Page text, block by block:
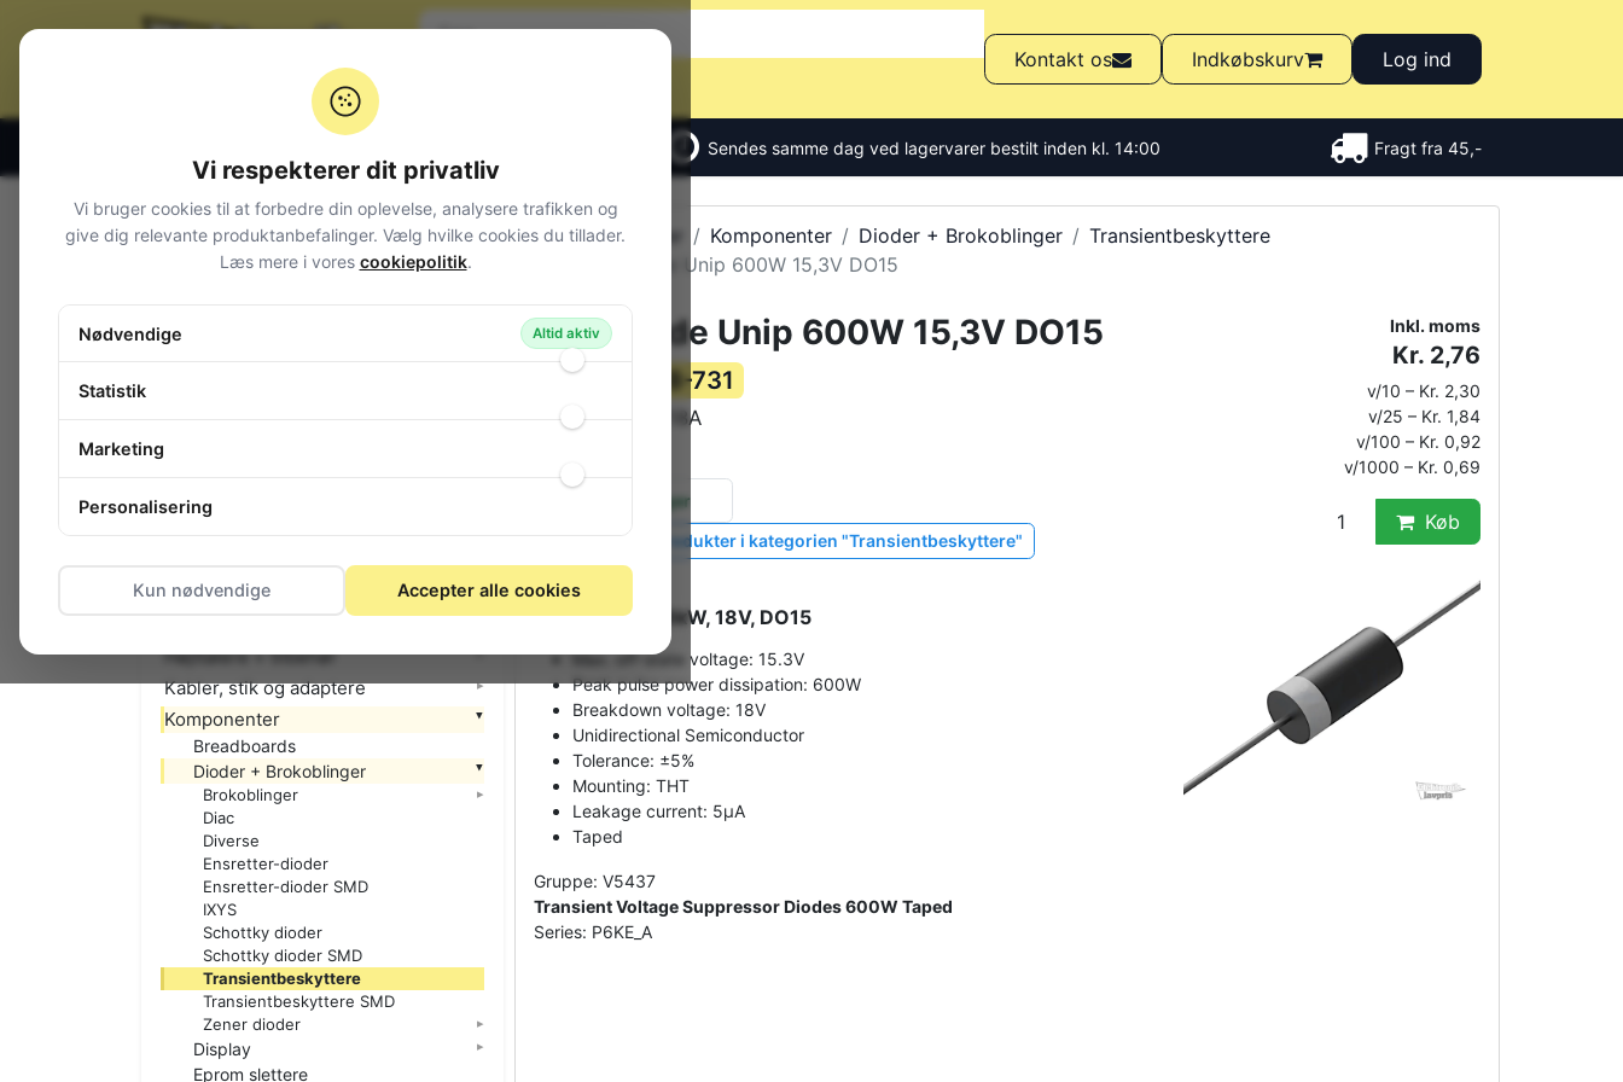
Kontakt os Indkøbskurv Log ind
Sendes samme dag ved lagervarer bestilt inden kl. 14:00 Fragt fra 45,-
Alle produkter Komponenter Dioder + Brokoblinger
Transientbeskyttere
TVS Diode Unip 600W 15,3V DO15
TVS Diode Unip 600W 15,3V DO15
78-731
Varekode: P6KE18A
på lager
Vis lignende produkter i kategorien "Transientbeskyttere"
TVS Diode, 0.6kW, 18V, DO15
Max. off-state voltage: 15.3V
Peak pulse power dissipation: 600W
Breakdown voltage: 18V
Unidirectional Semiconductor
Tolerance: ±5%
Mounting: THT
Leakage current: 5µA
Taped
Gruppe: V5437
Transient Voltage Suppressor Diodes 600W Taped
Series: P6KE_A
Inkl. moms
Kr. 2,76
v/10 – Kr. 2,30
v/25 – Kr. 1,84
v/100 – Kr. 0,92
v/1000 – Kr. 0,69
Køb
Varegrupper
Audio
Computerudstyr
El-materiel (installation)
Foto
Højttalere + tilbehør
Kabler, stik og adaptere
Komponenter
Breadboards
Dioder + Brokoblinger
Brokoblinger
Diac
Diverse
Ensretter-dioder
Ensretter-dioder SMD
IXYS
Schottky dioder
Schottky dioder SMD
Transientbeskyttere
Transientbeskyttere SMD
Zener dioder
Display
Eprom slettere
Vi respekterer dit privatliv
Vi bruger cookies til at forbedre din oplevelse, analysere trafikken og
give dig relevante produktanbefalinger. Vælg hvilke cookies du tillader.
Læs mere i vores cookiepolitik.
Nødvendige Altid aktiv
Statistik
Marketing
Personalisering
Kun nødvendige Accepter alle cookies